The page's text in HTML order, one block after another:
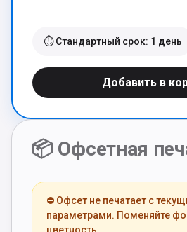
⏱️ Стандартный срок: 1 день
Добавить в
📦 Офсетная
⛔ Офсет не печатает с
параметрами. Поменяйте